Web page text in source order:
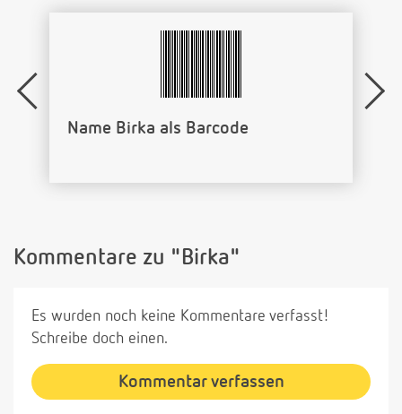
Name Birka als Barcode
Kommentare zu "Birka"
Es wurden noch keine Kommentare verfasst!
Schreibe doch einen.
Kommentar verfassen